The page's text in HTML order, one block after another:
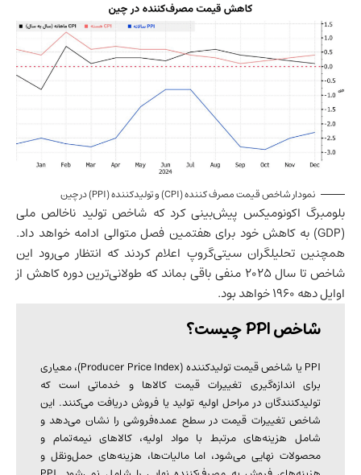
نمودار شاخص قیمت مصرف کننده (CPI) و تولیدکننده (PPI) در چین
بلومبرگ اکونومیکس پیش‌بینی کرد که شاخص تولید ناخالص ملی
(
GDP) به کاهش خود برای هفتمین فصل متوالی ادامه خواهد داد.
همچنین تحلیلگران سیتی‌گروپ اعلام کردند که انتظار می‌رود این
شاخص تا سال ۲۰۲۵ منفی باقی بماند که طولانی‌ترین دوره کاهش از
اوایل دهه ۱۹۶۰ خواهد بود.
شاخص PPI چیست؟
PPI یا شاخص قیمت تولیدکننده (Producer Price Index)، معیاری
برای اندازه‌گیری تغییرات قیمت کالاها و خدماتی است که
تولیدکنندگان در مراحل اولیه تولید یا فروش دریافت می‌کنند. این
شاخص تغییرات قیمت در سطح عمده‌فروشی را نشان می‌دهد و
شامل هزینه‌های مرتبط با مواد اولیه، کالاهای نیمه‌تمام و
محصولات نهایی می‌شود، اما مالیات‌ها، هزینه‌های حمل‌ونقل و